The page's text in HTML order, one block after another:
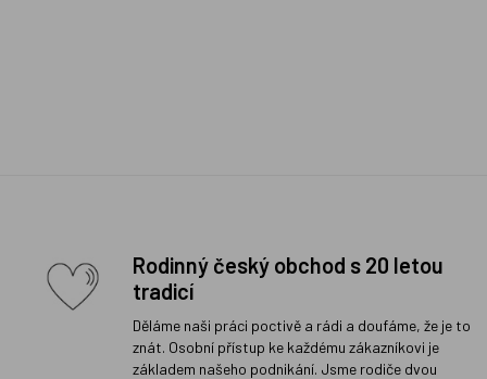
Rodinný český obchod s 20 letou
tradicí
Děláme naši práci poctivě a rádi a doufáme, že je to
znát. Osobní přístup ke každému zákazníkovi je
základem našeho podnikání. Jsme rodiče dvou